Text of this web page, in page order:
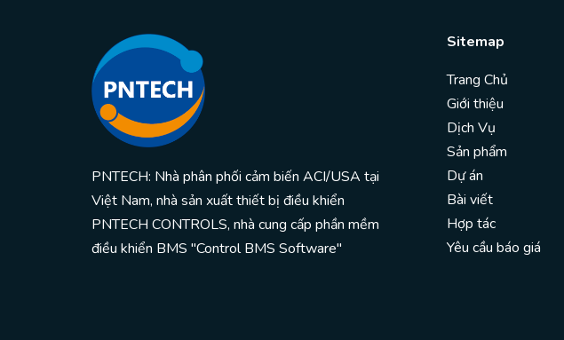
PNTECH: Nhà phân phối cảm biến ACI/USA tại
Việt Nam, nhà sản xuất thiết bị điều khiển
PNTECH CONTROLS, nhà cung cấp phần mềm
điều khiển BMS "Control BMS Software"
Sitemap
Trang Chủ
Giới thiệu
Dịch Vụ
Sản phẩm
Dự án
Bài viết
Hợp tác
Yêu cầu báo giá